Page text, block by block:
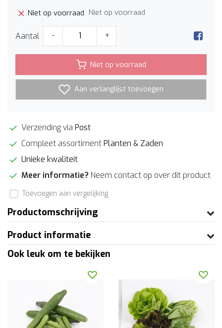
Niet op voorraad Niet op voorraad
Aantal - +
Niet op voorraad
Aan verlanglijst toevoegen
Verzending via Post
Compleet assortimentPlanten & Zaden
Unieke kwaliteit
Meer informatie? Neem contact op over dit product
Toevoegen aan vergelijking
Productomschrijving
Product informatie
Ook leuk om te bekijken